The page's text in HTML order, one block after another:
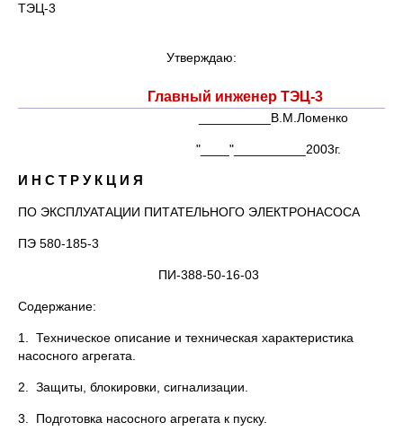
ТЭЦ-3
Утверждаю:
Главный инженер ТЭЦ-3
__________В.М.Ломенко
"____"__________2003г.
И Н С Т Р У К Ц И Я
ПО ЭКСПЛУАТАЦИИ ПИТАТЕЛЬНОГО ЭЛЕКТРОНАСОСА
ПЭ 580-185-3
ПИ-388-50-16-03
Содержание:
1. Техническое описание и техническая характеристика
насосного агрегата.
2. Защиты, блокировки, сигнализации.
3. Подготовка насосного агрегата к пуску.